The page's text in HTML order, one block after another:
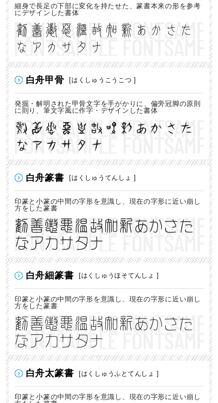
細身で長足の下部に変化を持たせた、篆書本来の形を参考
にデザインした書体
勧善懲悪温故知新あかさた
なアカサタナ
白舟甲骨 [はくしゅうこうこつ ]
発掘・解明された甲骨文字を手がかりに、偏旁冠脚の原則
に則り、筆文字風に作字・デザインした書体
勧善懲悪温故知新あかさた
なアカサタナ
白舟篆書 [はくしゅうてんしょ ]
印篆と小篆の中間の字形を意識し、現在の字形に近い崩し
方をした篆書
勧善懲悪温故知新あかさた
なアカサタナ
白舟細篆書 [はくしゅうほそてんしょ ]
印篆と小篆の中間の字形を意識し、現在の字形に近い崩し
方をした篆書
勧善懲悪温故知新あかさた
なアカサタナ
白舟太篆書 [はくしゅうふとてんしょ ]
印篆と小篆の中間の字形を意識し、現在の字形に近い崩し